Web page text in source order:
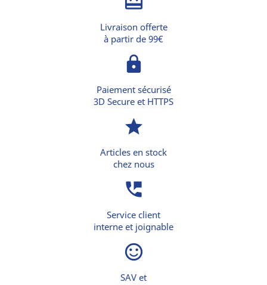
Livraison offerte
à partir de 99€
lock
Paiement sécurisé
3D Secure et HTTPS
star
Articles en stock
chez nous
perm_phone_msg
Service client
interne et joignable
sentiment_satisfied_alt
SAV et